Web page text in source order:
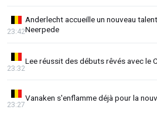
Anderlecht accueille un nouveau
Neerpede
23:42
Lee réussit des débuts rêvés avec le
23:32
Vanaken s'enflamme déjà pour la
23:27